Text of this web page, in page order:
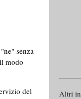
senza
modo
del
Altri in